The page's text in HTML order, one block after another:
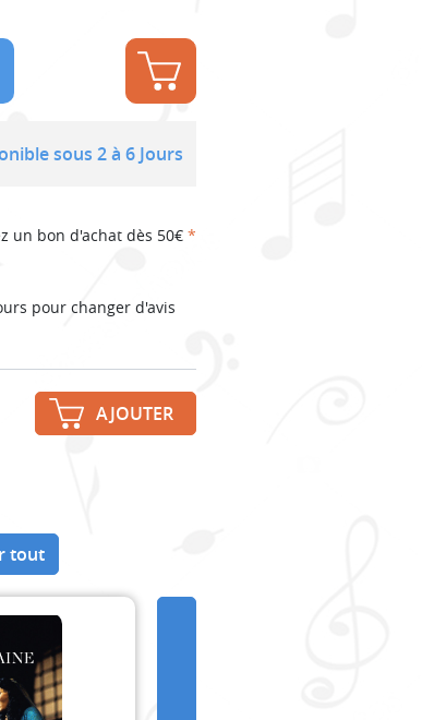
sous 2 à 6 Jours
un bon d'achat dès 50€ *
pour changer d'avis
AJOUTER
tout